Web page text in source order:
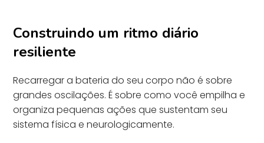
Construindo um ritmo diário
resiliente
Recarregar a bateria do seu corpo não é sobre
grandes oscilações. É sobre como você empilha e
organiza pequenas ações que sustentam seu
sistema física e neurologicamente.